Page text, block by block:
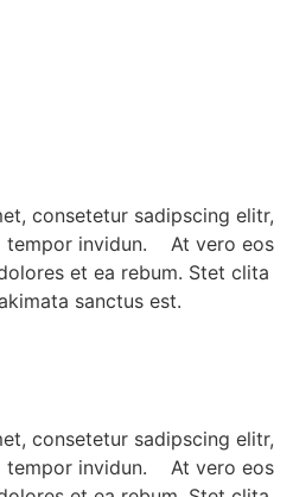
consetetur sadipscing elitr,
tempor invidun. At vero eos
et ea rebum. Stet clita
sanctus est.
consetetur sadipscing elitr,
tempor invidun. At vero eos